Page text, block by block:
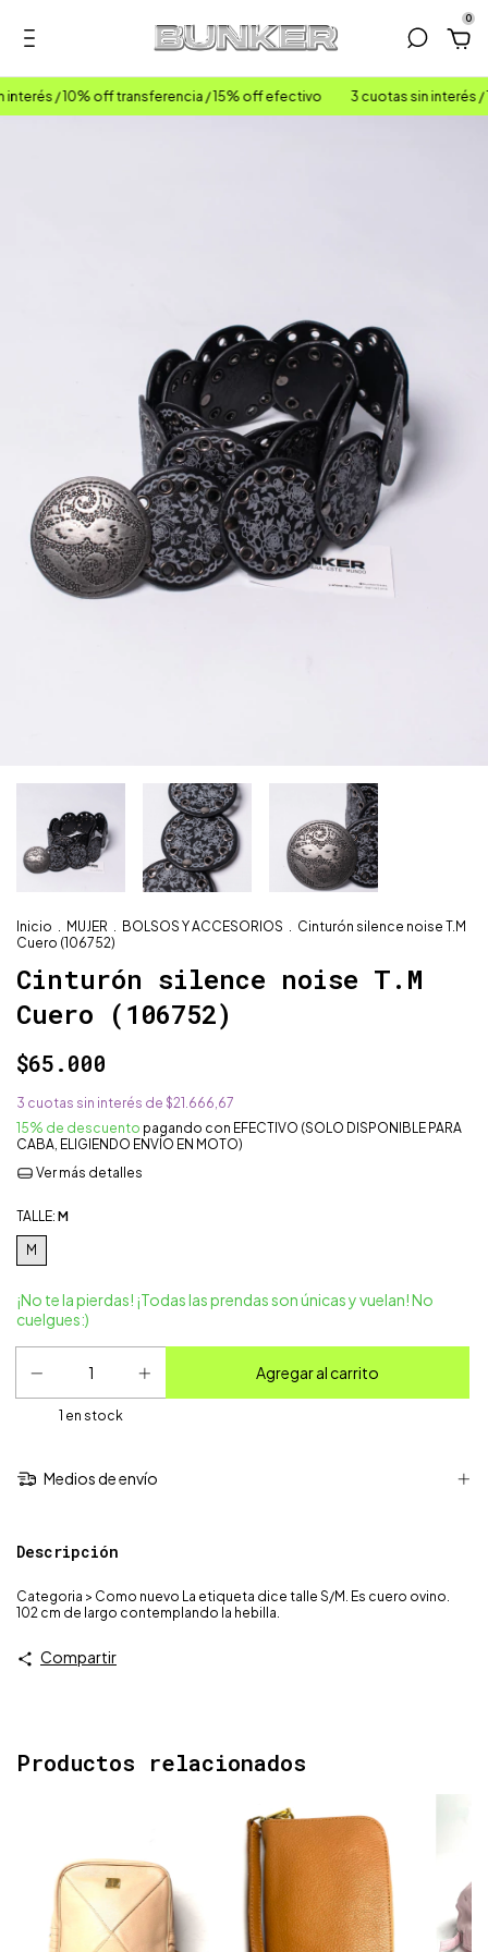
0
/ 10% off transferencia / 15% off efectivo 3 cuotas sin interés /
Inicio . MUJER . BOLSOS Y ACCESORIOS . Cinturón silence noise T.M
Cuero (106752)
Cinturón silence noise T.M
Cuero (106752)
$65.000
3 cuotas sin interés de $21.666,67
15% de descuento pagando con EFECTIVO (SOLO DISPONIBLE PARA
CABA, ELIGIENDO ENVÍO EN MOTO)
Ver más detalles
TALLE: M
M
¡No te la pierdas! ¡Todas las prendas son únicas y vuelan! No
cuelgues:)
1 en stock
Medios de envío
Descripción
Categoria > Como nuevo La etiqueta dice talle S/M. Es cuero ovino.
102 cm de largo contemplando la hebilla.
Compartir
Productos relacionados